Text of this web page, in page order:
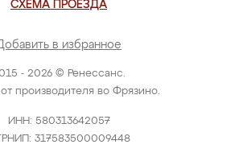
- 2026 © Ренессанс.
производителя во Фрязино.
ИНН: 580313642057
317583500009448
СХЕМА ПРОЕЗДА
в избранное